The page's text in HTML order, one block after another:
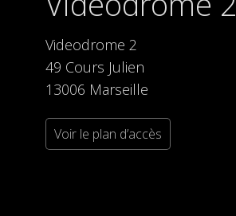
Videodrome 2
49 Cours Julien
13006 Marseille
Voir le plan d’accès